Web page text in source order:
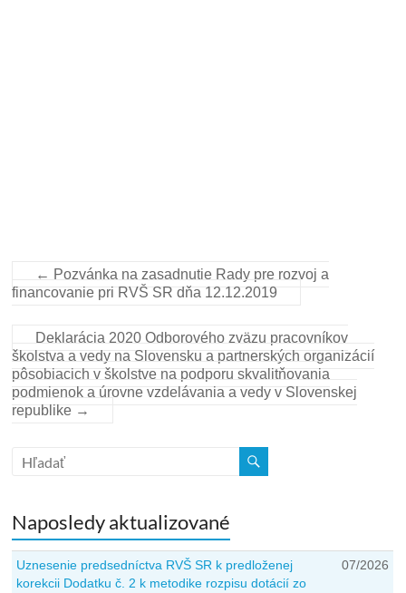
← Pozvánka na zasadnutie Rady pre rozvoj a
financovanie pri RVŠ SR dňa 12.12.2019
Deklarácia 2020 Odborového zväzu pracovníkov
školstva a vedy na Slovensku a partnerských organizácií
pôsobiacich v školstve na podporu skvalitňovania
podmienok a úrovne vzdelávania a vedy v Slovenskej
republike →
Naposledy aktualizované
Uznesenie predsedníctva RVŠ SR k predloženej
korekcii Dodatku č. 2 k metodike rozpisu dotácií zo
07/2026